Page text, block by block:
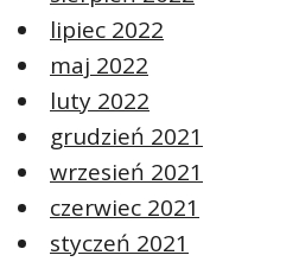
lipiec 2022
maj 2022
luty 2022
grudzień 2021
wrzesień 2021
czerwiec 2021
styczeń 2021